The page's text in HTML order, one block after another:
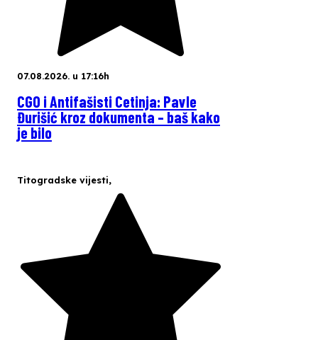
07.08.2026. u 17:16h
CGO i Antifašisti Cetinja: Pavle
Đurišić kroz dokumenta – baš kako
je bilo
Titogradske vijesti,